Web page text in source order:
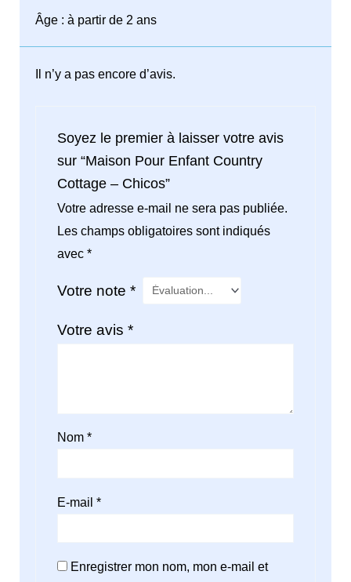
Âge : à partir de 2 ans
Il n’y a pas encore d’avis.
Soyez le premier à laisser votre avis
sur “Maison Pour Enfant Country
Cottage – Chicos”
Votre adresse e-mail ne sera pas publiée.
Les champs obligatoires sont indiqués
avec *
Votre note *
Votre avis *
Nom *
E-mail *
Enregistrer mon nom, mon e-mail et